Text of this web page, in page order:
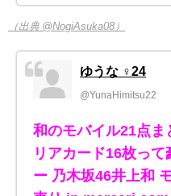
（出典 @NogiAsuka08）
ゆうな ♀24
@YunaHimitsu22
和のモバイル21点ま
リアカード16枚っ
ー 乃木坂46井上和